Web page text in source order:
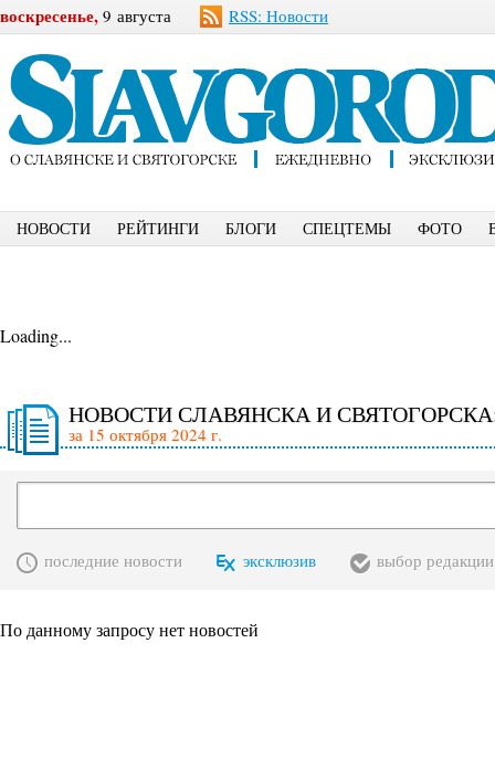
воскресенье, 9 августа RSS: Новости
НОВОСТИ РЕЙТИНГИ БЛОГИ СПЕЦТЕМЫ ФОТО
Loading...
НОВОСТИ СЛАВЯНСКА И
за 15 октября 2024 г.
последние новости эксклюзив выбор редакции
По данному запросу нет новостей